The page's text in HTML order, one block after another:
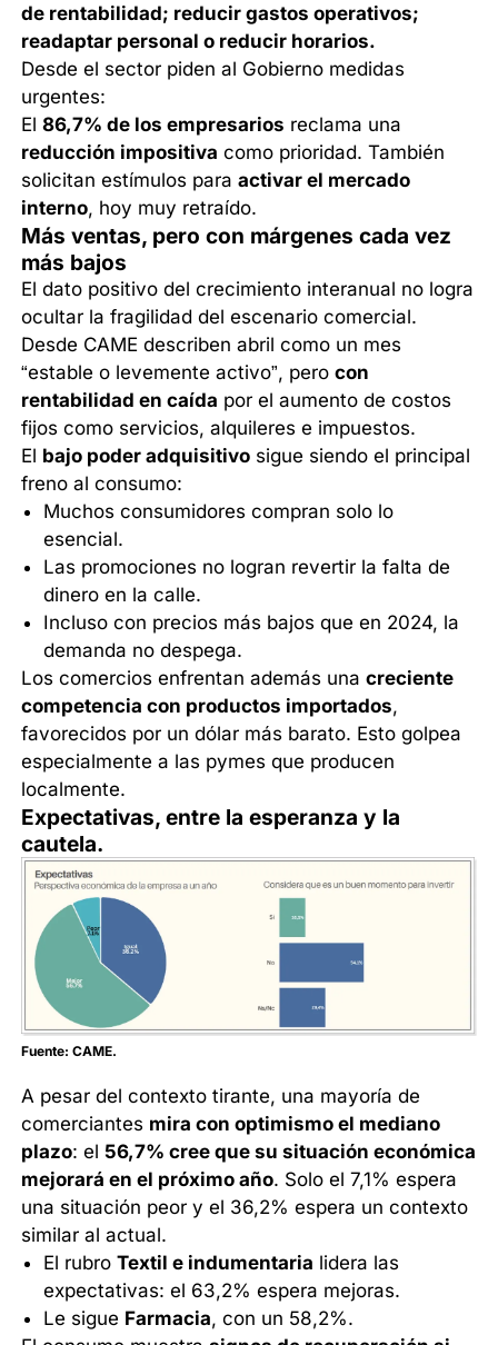
de rentabilidad; reducir gastos operativos;
readaptar personal o reducir horarios.
Desde el sector piden al Gobierno medidas
urgentes:
El86,7% de los empresarios reclama una
reducción impositiva como prioridad. También
solicitan estímulos paraactivar el mercado
interno, hoy muy retraído.
Más ventas, pero con márgenes cada vez
más bajos
El dato positivo del crecimiento interanual no logra
ocultar la fragilidad del escenario comercial.
Desde CAME describen abril como un mes
“estable o levemente activo”, perocon
rentabilidad en caída por el aumento de costos
fijos como servicios, alquileres e impuestos.
El bajo poder adquisitivo sigue siendo el principal
freno al consumo:
Muchos consumidores compran solo lo
esencial.
Las promociones no logran revertir la falta de
dinero en la calle.
Incluso con precios más bajos que en 2024, la
demanda no despega.
Los comercios enfrentan además unacreciente
competencia con productos importados,
favorecidos por un dólar más barato. Esto golpea
especialmente a las pymes que producen
localmente.
Expectativas, entre la esperanza y la
cautela.
Fuente: CAME.
A pesar del contexto tirante, una mayoría de
comerciantes mira con optimismo el mediano
plazo: el 56,7% cree que su situación económica
mejorará en el próximo año. Solo el 7,1% espera
una situación peor y el 36,2% espera un contexto
similar al actual.
El rubroTextil e indumentaria lidera las
expectativas: el 63,2% espera mejoras.
Le sigue Farmacia, con un 58,2%.